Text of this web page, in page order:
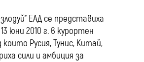
ЕАД се представиха
юни 2010 г. в курортен
Русия, Тунис, Китай,
сили и амбиция за